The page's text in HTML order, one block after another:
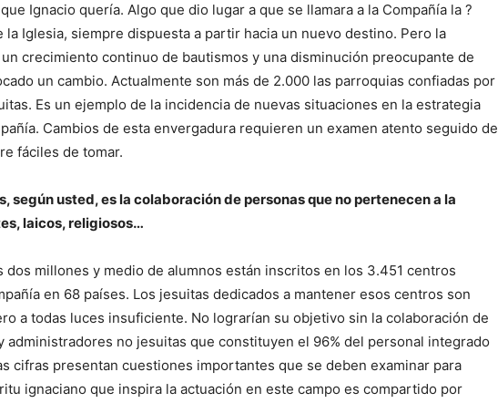
Ignacio quería. Algo que dio lugar a que se llamara a la Compañía la ?
la Iglesia, siempre dispuesta a partir hacia un nuevo destino. Pero la
crecimiento continuo de bautismos y una disminución preocupante de
un cambio. Actualmente son más de 2.000 las parroquias confiadas por
Es un ejemplo de la incidencia de nuevas situaciones en la estrategia
Cambios de esta envergadura requieren un examen atento seguido de
fáciles de tomar.
según usted, es la colaboración de personas que no pertenecen a la
laicos, religiosos…
dos millones y medio de alumnos están inscritos en los 3.451 centros
en 68 países. Los jesuitas dedicados a mantener esos centros son
a todas luces insuficiente. No lograrían su objetivo sin la colaboración de
administradores no jesuitas que constituyen el 96% del personal integrado
cifras presentan cuestiones importantes que se deben examinar para
ignaciano que inspira la actuación en este campo es compartido por